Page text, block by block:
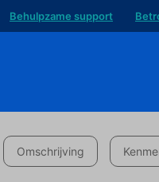
Behulpzame support
Omschrijving